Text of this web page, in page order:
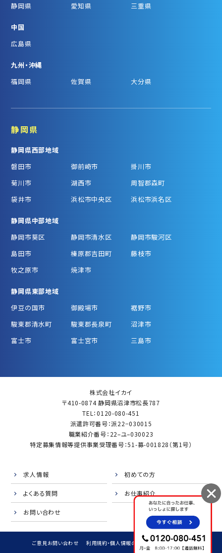
静岡県
愛知県 三重県
中国
広島県
九州・沖縄
福岡県
佐賀県 大分県
静岡県
静岡県西部地域
磐田市
御前崎市
掛川市
菊川市
湖西市
周智郡森町
袋井市
浜松市中央区 浜松市浜名区
静岡県中部地域
静岡市葵区
静岡市清水区
静岡市駿河区
島田市
榛原郡吉田町
藤枝市
牧之原市
焼津市
静岡県東部地域
伊豆の国市
御殿場市
裾野市
駿東郡清水町
駿東郡長泉町
沼津市
富士市
富士宮市 三島市
株式会社イカイ
〒410-0874 静岡県沼津市松長787
TEL：0120-080-451
派遣許可番号：派22−030015
職業紹介番号：22–ユ–030023
特定募集情報等提供事業受理番号：51-募-001828（第1号）
求人情報 初めての方
よくある質問 お仕事紹介
お問い合わせ
ご意見お問い合わせ 利用規約・個人情報の取扱
サイトマップ